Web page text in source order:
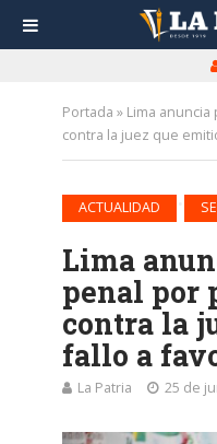
Portada » Lima
contra la juez que
ACTUALIDAD
Lima
penal por
contra la
fallo a
La Patria 25 de